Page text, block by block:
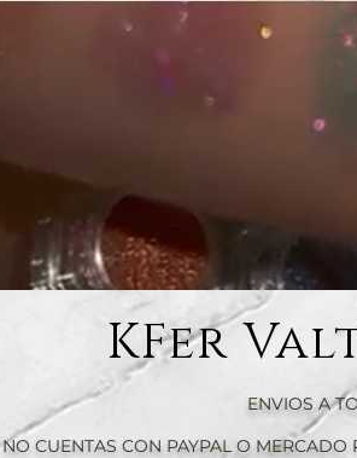
KFer
ENVIOS A
NO CUENTAS CON PAYPAL O